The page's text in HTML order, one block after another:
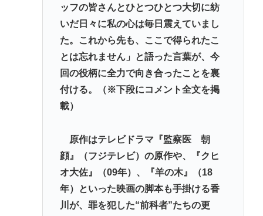
ッフの皆さんとひとつひとつ大切に紡
いだ日々に私の心は毎日震えていまし
た。これから先も、ここで得られたこ
とは忘れません」と語った言葉が、今
回の役柄に全力で向き合ったことを裏
付ける。（※下段にコメント全文を掲
載）
原作はテレビドラマ『監察医 朝
顔』（フジテレビ）の原作や、『クヒ
オ大佐』（09年）、『羊の木』（18
年）といった映画の脚本も手掛ける香
川が、罪を犯した“前科者”たちの更